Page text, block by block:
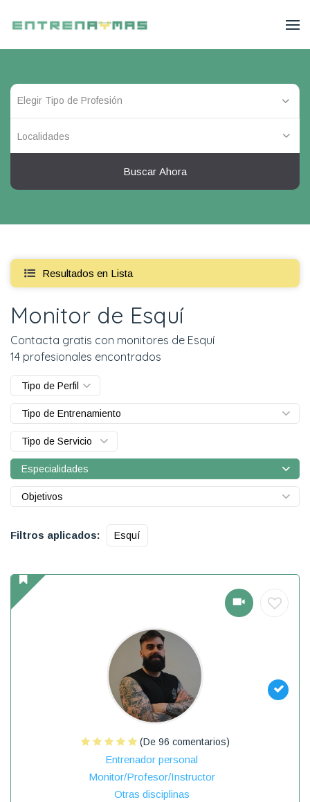
Localidades
Buscar Ahora
Resultados en Lista
Monitor de Esquí
Contacta gratis con monitores de Esquí
14 profesionales encontrados
Tipo de Perfil
Tipo de Entrenamiento
Tipo de Servicio
Especialidades
Objetivos
Filtros aplicados: Esquí
(De 96 comentarios)
Entrenador personal
Monitor/Profesor/Instructor
Otras disciplinas